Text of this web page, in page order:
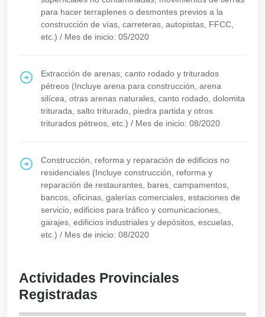
para hacer terraplenes o desmontes previos a la
construcción de vías, carreteras, autopistas, FFCC,
etc.) / Mes de inicio: 05/2020
Extracción de arenas, canto rodado y triturados
pétreos (Incluye arena para construcción, arena
silícea, otras arenas naturales, canto rodado, dolomita
triturada, salto triturado, piedra partida y otros
triturados pétreos, etc.) / Mes de inicio: 08/2020
Construcción, reforma y reparación de edificios no
residenciales (Incluye construcción, reforma y
reparación de restaurantes, bares, campamentos,
bancos, oficinas, galerías comerciales, estaciones de
servicio, edificios para tráfico y comunicaciones,
garajes, edificios industriales y depósitos, escuelas,
etc.) / Mes de inicio: 08/2020
Actividades Provinciales
Registradas